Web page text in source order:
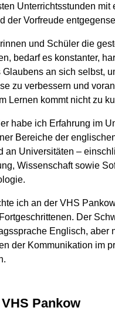
Unterrichtsstunden mit
der Vorfreude
und Schüler die
bedarf es konstanter,
an sich selbst,
zu verbessern und
Lernen kommt nicht zu
habe ich Erfahrung im
Bereiche der
an Universitäten –
Wissenschaft sowie
ich an der VHS
Der
Englisch, aber
der Kommunikation im
VHS Pankow